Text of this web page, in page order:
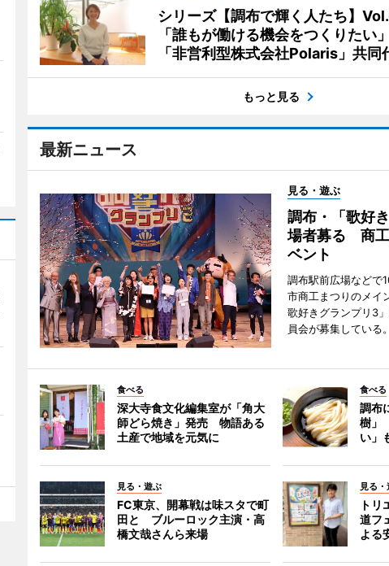
シリーズ【調布で輝く人たち】
「誰もが働ける機会をつくりたい」
「非営利型株式会社Polaris」共同
もっと見る
最新ニュース
見る・遊ぶ
調布・「歌好
場者募る 商工
ベント
調布駅前広場などで
市商工まつりのメイ
歌好きグランプリ3
員会が募集している。
食べる
深大寺食文化編集室が「角大
師どら焼き」発売 物語ある
土産で地域を元気に
食べる
調布
樹」
い」
見る・遊ぶ
FC東京、開幕戦は味スタで町
田と ブルーロック主演・高
橋文哉さんら来場
見る
トリ
道フ
よる